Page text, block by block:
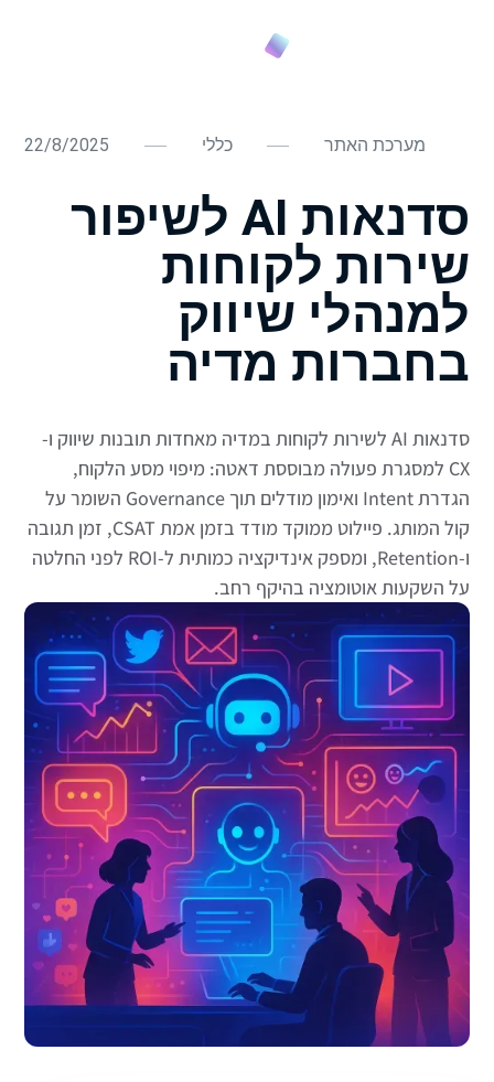
מערכת האתר כללי 22/8/2025
סדנאות AI לשיפור
שירות לקוחות
למנהלי שיווק
בחברות מדיה
סדנאות AI לשירות לקוחות במדיה מאחדות תובנות שיווק ו-
CX למסגרת פעולה מבוססת דאטה: מיפוי מסע הלקוח,
הגדרת Intent ואימון מודלים תוך Governance השומר על
קול המותג. פיילוט ממוקד מודד בזמן אמת CSAT, זמן תגובה
ו-Retention, ומספק אינדיקציה כמותית ל-ROI לפני החלטה
על השקעות אוטומציה בהיקף רחב.